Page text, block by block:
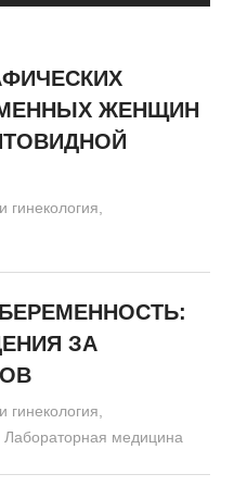
ЖЕНЩИН
гинекология
ЗА
гинекология
Лабораторная медицина